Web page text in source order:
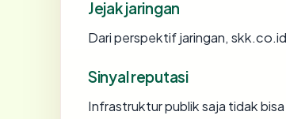
Jejak jaringan
Dari perspektif jaringan,
Sinyal reputasi
Infrastruktur publik saja tidak